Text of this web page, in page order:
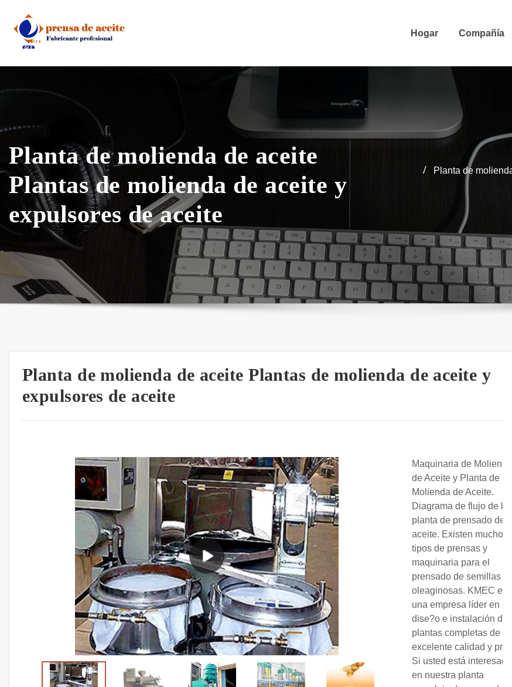
content
Hogar Compañía
Planta de molienda de aceite
Plantas de molienda de aceite y
expulsores de aceite
Planta de
Planta de molienda de aceite Plantas de molienda de aceite y
expulsores de aceite
Maquinaria de Molienda
de Aceite y Planta de
Molienda de Aceite.
Diagrama de flujo de la
planta de prensado de
aceite. Existen muchos
tipos de prensas y
maquinaria para el
prensado de semillas
oleaginosas. KMEC es
una empresa líder en el
dise?o e instalación de
plantas completas de
excelente calidad y
Si usted está interesado
en nuestra planta